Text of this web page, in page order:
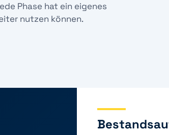
Phase hat ein eigenes
nutzen können.